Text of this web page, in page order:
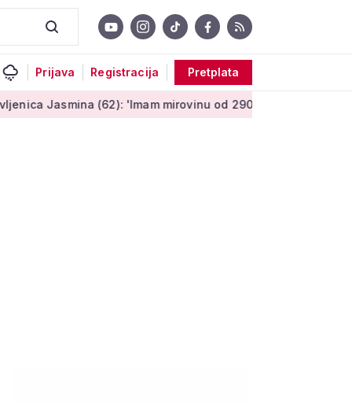
Prijava Registracija Pretplata
(62): 'Imam mirovinu od 290 eura, a dobijem i socijalnu